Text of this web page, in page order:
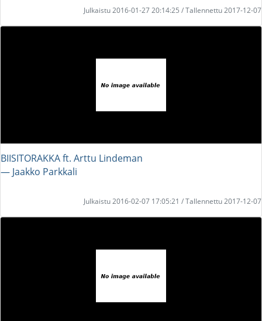
Julkaistu 2016-01-27 20:14:25 / Tallennettu 2017-12-07
BIISITORAKKA ft. Arttu Lindeman
― Jaakko Parkkali
Julkaistu 2016-02-07 17:05:21 / Tallennettu 2017-12-07